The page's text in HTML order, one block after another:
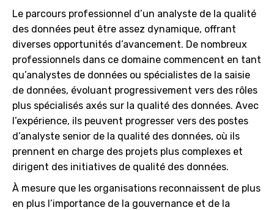
Le parcours professionnel d’un analyste de la qualité
des données peut être assez dynamique, offrant
diverses opportunités d’avancement. De nombreux
professionnels dans ce domaine commencent en tant
qu’analystes de données ou spécialistes de la saisie
de données, évoluant progressivement vers des rôles
plus spécialisés axés sur la qualité des données. Avec
l’expérience, ils peuvent progresser vers des postes
d’analyste senior de la qualité des données, où ils
prennent en charge des projets plus complexes et
dirigent des initiatives de qualité des données.
À mesure que les organisations reconnaissent de plus
en plus l’importance de la gouvernance et de la